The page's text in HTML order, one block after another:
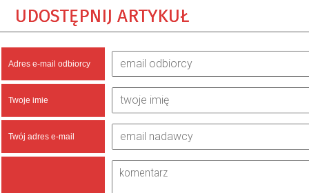
UDOSTĘPNIJ ARTYKUŁ
Adres e-mail odbiorcy
Twoje imie
Twój adres e-mail